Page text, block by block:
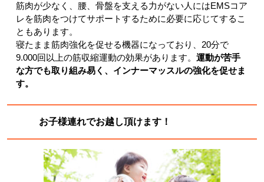
筋肉が少なく、腰、骨盤を支える力がない人にはEMSコア
レを筋肉をつけてサポートするために必要に応じてするこ
ともあります。
寝たまま筋肉強化を促せる機器になっており、20分で
9.000回以上の筋収縮運動の効果があります。 運動が苦手
な方でも取り組み易く、 インナーマッスルの強化を促せま
す。
お子様連れでお越し頂けます！